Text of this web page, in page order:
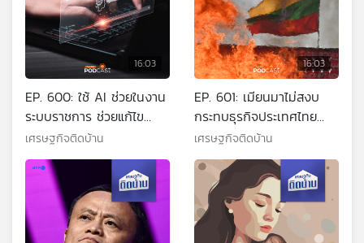
16:03
EP. 600: ใช้ AI ช่วยในงาน
ระบบราชการ ช่วยแก้ไข
ความไม่คล่องตัวได้จริงหรือ
เศรษฐกิจติดบ้าน
16:03
EP. 601: เมียนมาไม่สงบ
กระทบธุรกิจประเทศไทย
อย่างไร
เศรษฐกิจติดบ้าน